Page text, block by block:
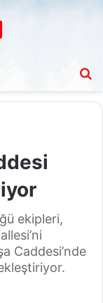
ekipleri,
Caddesi’nde